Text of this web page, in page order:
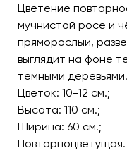
Цветение
мучнистой росе и
пряморослый,
выглядит на фоне
тёмными деревьями.
Цветок: 10-12 см.;
Высота: 110 см.;
Ширина: 60 см.;
Повторноцветущая.